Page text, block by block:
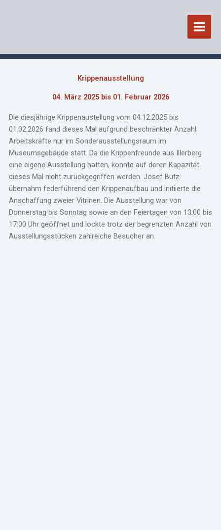
Krippenausstellung
04. März 2025 bis 01. Februar 2026
Die diesjährige Krippenaustellung vom 04.12.2025 bis
01.02.2026 fand dieses Mal aufgrund beschränkter Anzahl
Arbeitskräfte nur im Sonderausstellungsraum im
Museumsgebäude statt. Da die Krippenfreunde aus Illerberg
eine eigene Ausstellung hatten, konnte auf deren Kapazität
dieses Mal nicht zurückgegriffen werden. Josef Butz
übernahm federführend den Krippenaufbau und initiierte die
Anschaffung zweier Vitrinen. Die Ausstellung war von
Donnerstag bis Sonntag sowie an den Feiertagen von 13:00 bis
17:00 Uhr geöffnet und lockte trotz der begrenzten Anzahl von
Ausstellungsstücken zahlreiche Besucher an.